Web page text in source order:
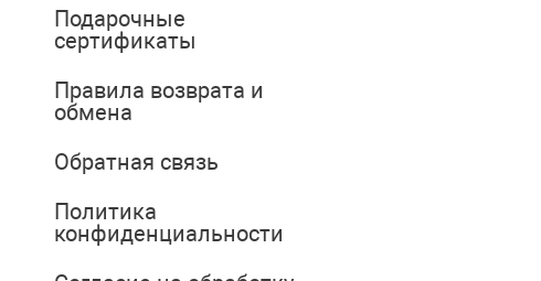
Подарочные
сертификаты
Правила возврата и
обмена
Обратная связь
Политика
конфиденциальности